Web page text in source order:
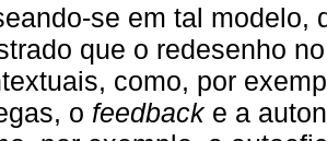
se em tal modelo,
que o redesenho
como, por
o feedbacke a